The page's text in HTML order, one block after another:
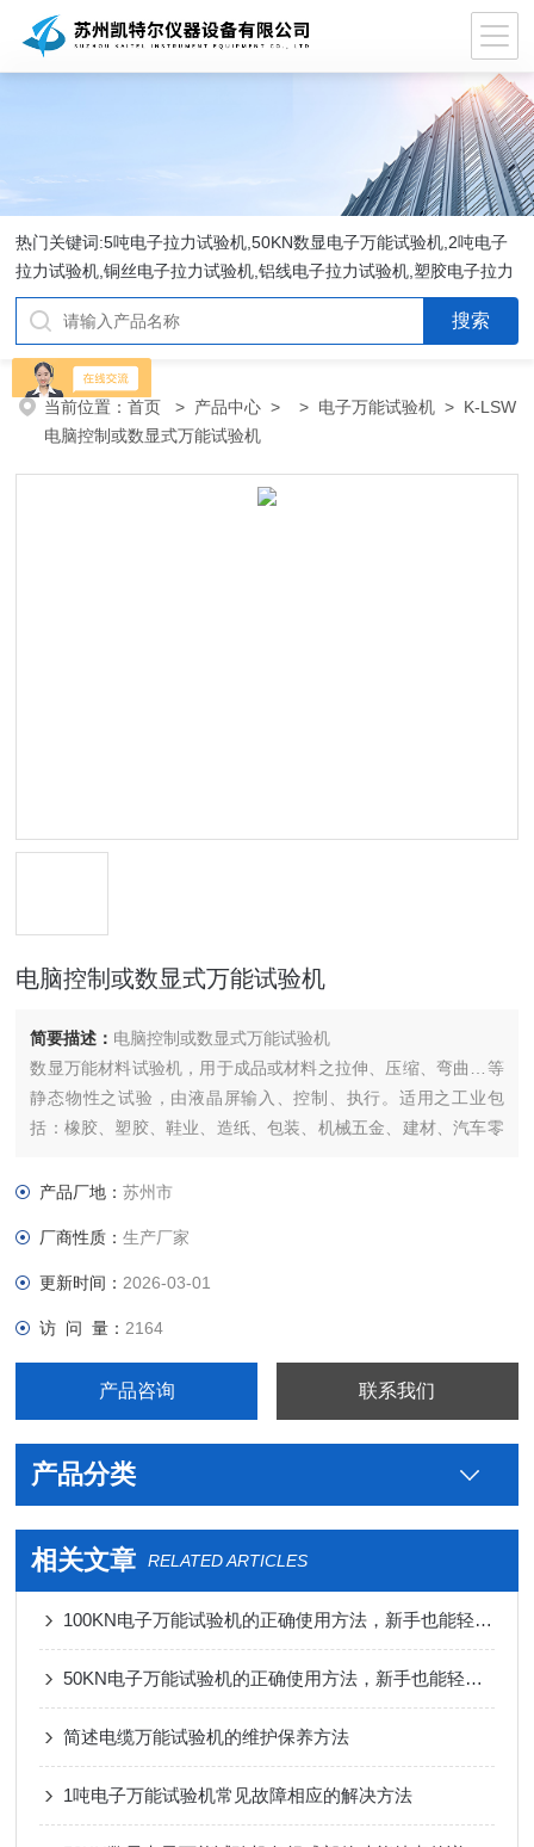
热门关键词:5吨电子拉力试验机,50KN数显电子万能试验机,2吨电子
拉力试验机,铜丝电子拉力试验机,铝线电子拉力试验机,塑胶电子拉力
试验机.
当前位置：首页 > 产品中心 > > 电子万能试验机 > K-LSW
电脑控制或数显式万能试验机
电脑控制或数显式万能试验机
简要描述： 电脑控制或数显式万能试验机
数显万能材料试验机，用于成品或材料之拉伸、压缩、弯曲…等
静态物性之试验，由液晶屏输入、控制、执行。适用之工业包
括：橡胶、塑胶、鞋业、造纸、包装、机械五金、建材、汽车零
棒、建筑五金等材料、零件、链条、齿轮、钢材、陶瓷、复合材
验。
产品厂地：苏州市
厂商性质：生产厂家
更新时间： 2026-03-01
访 问 量： 2164
产品咨询 联系我们
产品分类
相关文章 RELATED ARTICLES
100KN电子万能试验机的正确使用方法，新手也能轻松掌握
50KN电子万能试验机的正确使用方法，新手也能轻松掌握
简述电缆万能试验机的维护保养方法
1吨电子万能试验机常见故障相应的解决方法